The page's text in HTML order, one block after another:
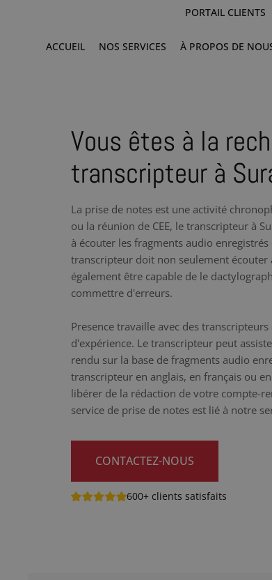
PORTAIL CLIENTS
ACCUEIL NOS SERVICES À PROPOS DE
Vous êtes à la
transcripteur à
La prise de notes est une activité
ou la réunion de CEE, le transcripteur à
à écouter les fragments audio
transcripteur doit non seulement
également être capable de le
commettre d'erreurs.
Presence travaille avec des
d'expérience. Le transcripteur peut
rendu sur la base de fragments audio
transcripteur en anglais, en français ou
libérer de la rédaction de votre compte-
service de prise de notes est lié à notre
CONTACTEZ-NOUS
600+ clients satisfaits